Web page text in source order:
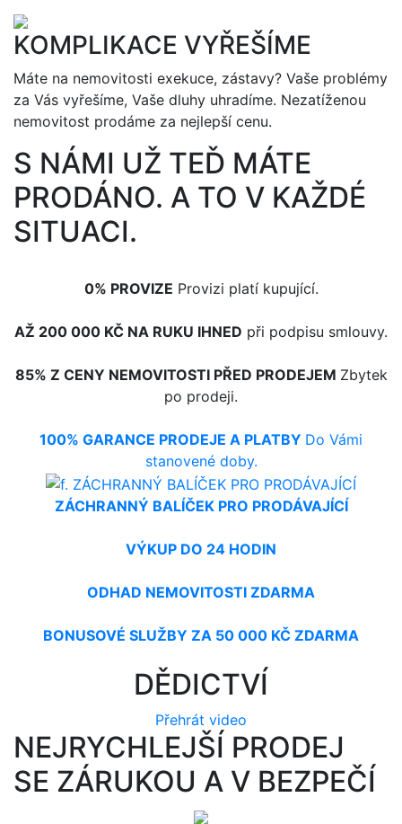
KOMPLIKACE VYŘEŠÍME
Máte na nemovitosti exekuce, zástavy? Vaše problémy
za Vás vyřešíme, Vaše dluhy uhradíme. Nezatíženou
nemovitost prodáme za nejlepší cenu.
S NÁMI UŽ TEĎ MÁTE
PRODÁNO. A TO V KAŽDÉ
SITUACI.
0% PROVIZE Provizi platí kupující.
AŽ 200 000 KČ NA RUKU IHNED při podpisu smlouvy.
85% Z CENY NEMOVITOSTI PŘED PRODEJEM Zbytek
po prodeji.
100% GARANCE PRODEJE A PLATBY Do Vámi
stanovené doby.
ZÁCHRANNÝ BALÍČEK PRO PRODÁVAJÍCÍ
VÝKUP DO 24 HODIN
ODHAD NEMOVITOSTI ZDARMA
BONUSOVÉ SLUŽBY ZA 50 000 KČ ZDARMA
DĚDICTVÍ
Přehrát video
NEJRYCHLEJŠÍ PRODEJ
SE ZÁRUKOU A V BEZPEČÍ